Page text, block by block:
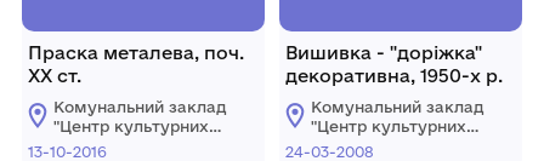
Праска металева, поч.
ХХ ст.
Комунальний заклад
"Центр культурних
послуг"
13-10-2016
Вишивка - "доріжка"
декоративна, 1950-х р.
Комунальний заклад
"Центр культурних
послуг"
24-03-2008